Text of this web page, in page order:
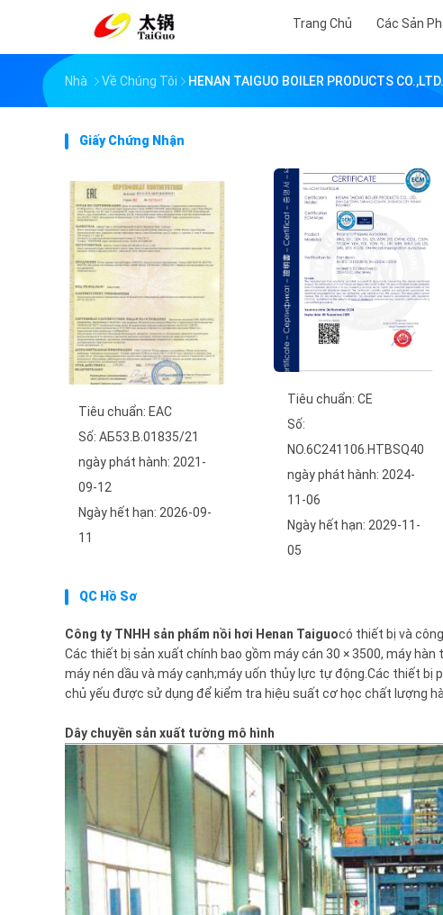
Trang Chủ Các Sản
Nhà Về Chúng Tôi HENAN TAIGUO BOILER PRODUCTS
Giấy Chứng Nhận
Tiêu chuẩn: EAC
Số: АБ53.В.01835/21
ngày phát hành: 2021-
09-12
Ngày hết hạn: 2026-09-
11
Tiêu chuẩn: CE
Số:
NO.6C241106.HTBSQ40
ngày phát hành: 2024-
11-06
Ngày hết hạn: 2029-11-
05
QC Hồ Sơ
Công ty TNHH sản phẩm nồi hơi Henan Taiguocó thiết bị và
Các thiết bị sản xuất chính bao gồm máy cán 30 × 3500, máy
máy nén dầu và máy cạnh;máy uốn thủy lực tự động.Các thiết
chủ yếu được sử dụng để kiểm tra hiệu suất cơ học chất lượng
Dây chuyền sản xuất tường mô hình